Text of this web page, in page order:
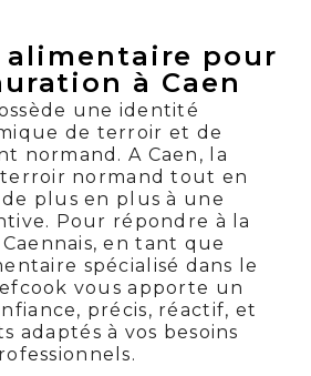
alimentaire pour
à Caen
une identité
de terroir et de
normand. A Caen, la
normand tout en
de plus en plus à une
Pour répondre à la
en tant que
spécialisé dans le
vous apporte un
précis, réactif, et
adaptés à vos besoins